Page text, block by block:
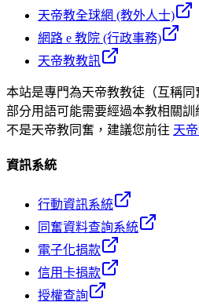
天帝教全球網 (教外人士)
網路 e 教院 (行政事務)
天帝教教訊
本站是專門為天帝教教徒（互稱同
部分用語可能需要經過本教相關
不是天帝教同奮，建議您前往 天
資訊系統
行動資訊系統
同奮資料查詢系統
電子化捐款
信用卡捐款
授權查詢